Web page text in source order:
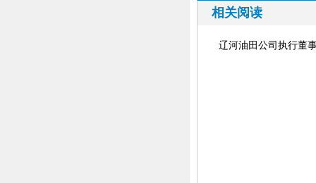
相关阅读
辽河油田公司执行董